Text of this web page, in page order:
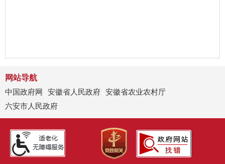
网站导航
中国政府网
安徽省人民政府 安徽省农业农村厅
六安市人民政府